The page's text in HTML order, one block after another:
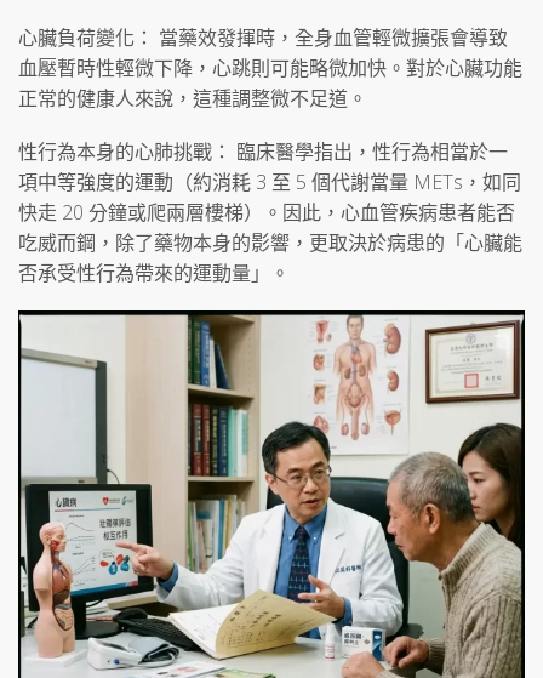
心臟負荷變化： 當藥效發揮時，全身血管輕微擴張會導致
血壓暫時性輕微下降，心跳則可能略微加快。對於心臟功能
正常的健康人來說，這種調整微不足道。
性行為本身的心肺挑戰： 臨床醫學指出，性行為相當於一
項中等強度的運動（約消耗 3 至 5 個代謝當量 METs，如同
快走 20 分鐘或爬兩層樓梯）。因此，心血管疾病患者能否
吃威而鋼，除了藥物本身的影響，更取決於病患的「心臟能
否承受性行為帶來的運動量」。